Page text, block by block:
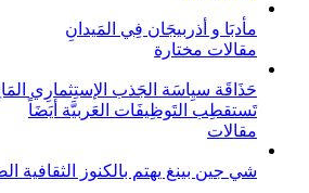
مأدبَا و أذربيجَان فِي المَيدانِ
مقالات مختارة
حَذَاقَة سيِاسَة الجَذب الإستِثمارِي
تَستقطِب التَوظِيفَات العَربيَّة أيَضَاً
مقالات
شي جين بينغ يهتم بالكنوز الثقافية